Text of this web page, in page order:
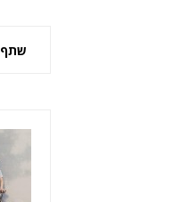
שתף